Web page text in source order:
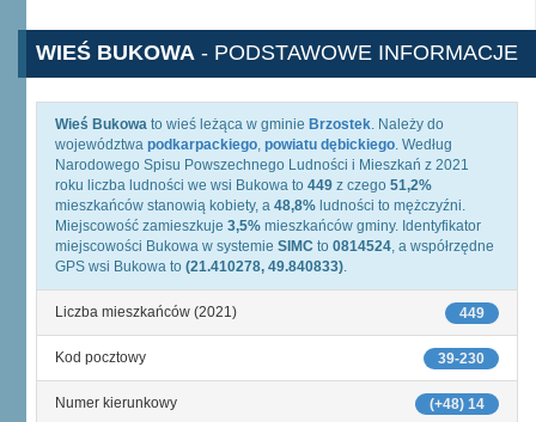
WIEŚ BUKOWA - PODSTAWOWE INFORMACJE
Wieś Bukowa to wieś leżąca w gminie Brzostek. Należy do
województwa podkarpackiego, powiatu dębickiego. Według
Narodowego Spisu Powszechnego Ludności i Mieszkań z 2021
roku liczba ludności we wsi Bukowa to 449 z czego 51,2%
mieszkańców stanowią kobiety, a 48,8% ludności to mężczyźni.
Miejscowość zamieszkuje 3,5% mieszkańców gminy. Identyfikator
miejscowości Bukowa w systemie SIMC to 0814524, a współrzędne
GPS wsi Bukowa to (21.410278, 49.840833).
449
Liczba mieszkańców (2021)
39-230
Kod pocztowy
(+48) 14
Numer kierunkowy